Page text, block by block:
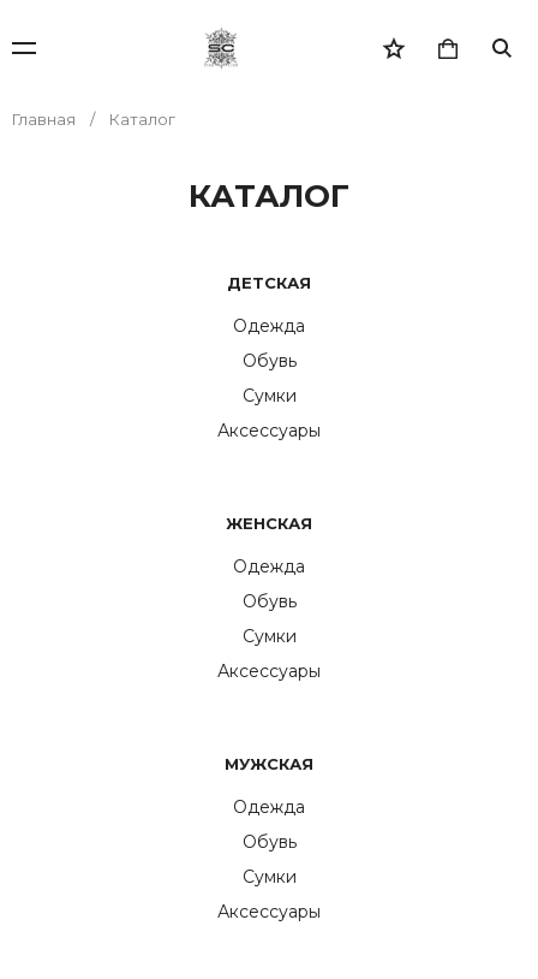
Главная Каталог
КАТАЛОГ
ДЕТСКАЯ
Одежда
Обувь
Сумки
Аксессуары
ЖЕНСКАЯ
Одежда
Обувь
Сумки
Аксессуары
МУЖСКАЯ
Одежда
Обувь
Сумки
Аксессуары